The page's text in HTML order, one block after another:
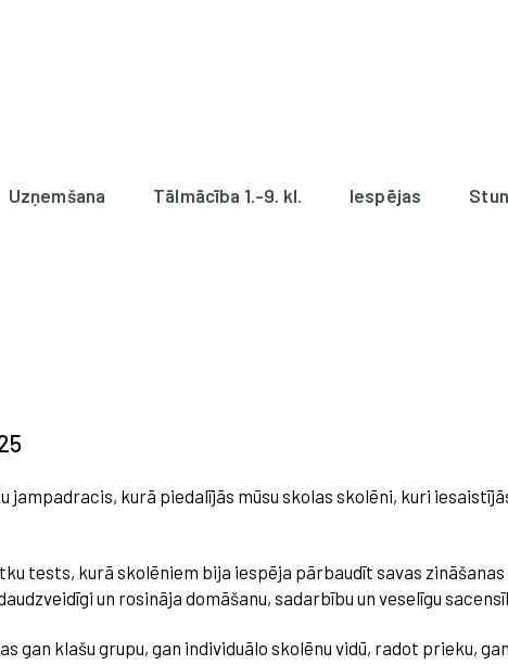
Uzņemšana Tālmācība 1.-9. kl. Iespējas
jampadracis, kurā piedalījās mūsu skolas skolēni, kuri
tests, kurā skolēniem bija iespēja pārbaudīt savas
un rosināja domāšanu, sadarbību un veselīgu
gan klašu grupu, gan individuālo skolēnu vidū, radot prieku,